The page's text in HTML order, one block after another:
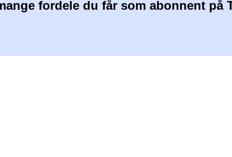
fordele du får som abonnent på